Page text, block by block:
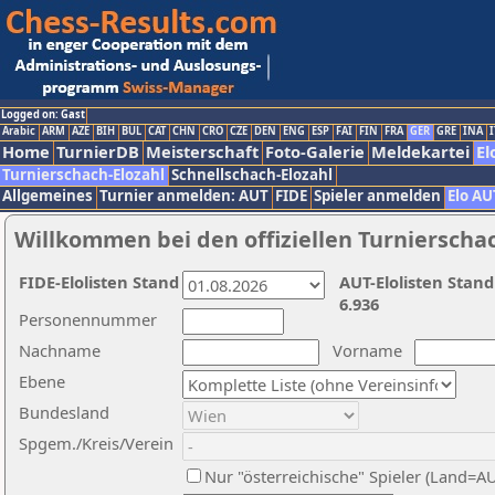
Logged on: Gast
Arabic ARM AZE BIH BUL CAT CHN CRO CZE DEN ENG ESP FAI FIN FRA GER GRE INA
Home TurnierDB Meisterschaft Foto-Galerie Meldekartei
Turnierschach-Elozahl Schnellschach-Elozahl
Allgemeines Turnier anmelden: AUT FIDE Spieler anmelden Elo
Willkommen bei den offiziellen
Nachname
Vorname
Ebene
Personennummer
Bundesland
Spgem./Kreis/Verein
Nur "österreichische" Spieler
AUT-Elolisten
6.936
FIDE-Elolisten Stand